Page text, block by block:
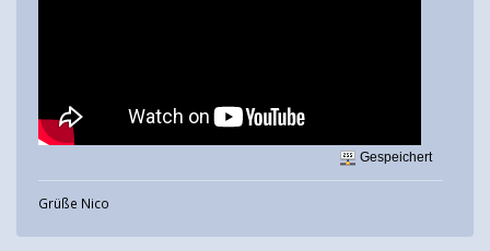
Gespeichert
Grüße Nico